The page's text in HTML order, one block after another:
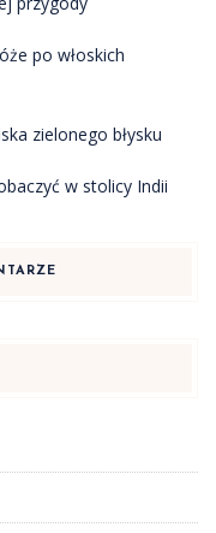
po włoskich
zielonego błysku
w stolicy Indii